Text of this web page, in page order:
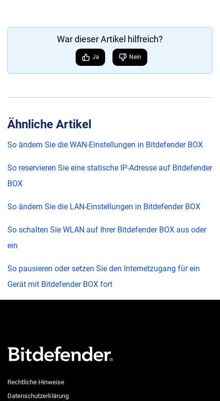
War dieser Artikel hilfreich?
Ja Nein
Ähnliche Artikel
So ändern Sie die WAN-Einstellungen in Bitdefender BOX
So reservieren Sie eine statische IP-Adresse auf Bitdefender
BOX
So ändern Sie die LAN-Einstellungen in Bitdefender BOX
So schalten Sie WLAN auf Ihrer Bitdefender BOX aus oder
ein
So pausieren oder setzen Sie den Internetzugang für ein
Gerät mit Bitdefender BOX fort
Rechtliche Hinweise
Datenschutzerklärung